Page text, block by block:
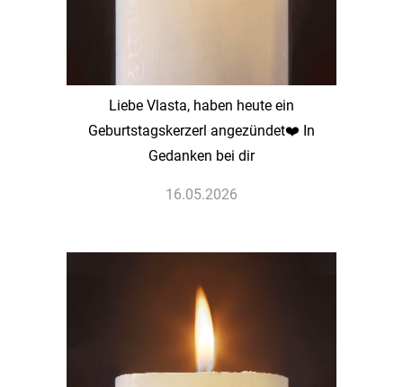
Liebe Vlasta, haben heute ein
Geburtstagskerzerl angezündet❤️ In
Gedanken bei dir
16.05.2026